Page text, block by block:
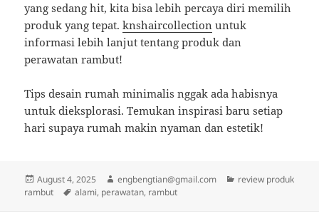
yang sedang hit, kita bisa lebih percaya diri memilih
produk yang tepat.knshaircollection untuk
informasi lebih lanjut tentang produk dan
perawatan rambut!
Tips desain rumah minimalis nggak ada habisnya
untuk dieksplorasi. Temukan inspirasi baru setiap
hari supaya rumah makin nyaman dan estetik!
Posted
on
August 4, 2025 Author
engbengtian@gmail.com Categories
review produk
rambut
Tags
alami, perawatan, rambut